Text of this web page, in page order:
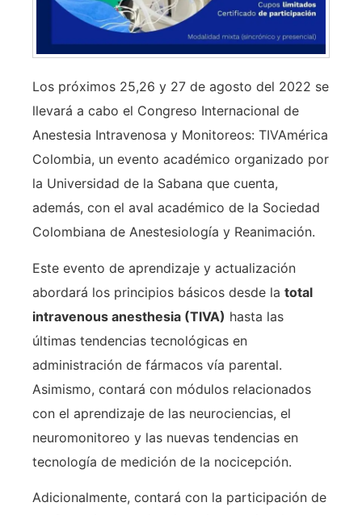
Los próximos 25,26 y 27 de agosto del 2022 se
llevará a cabo el Congreso Internacional de
Anestesia Intravenosa y Monitoreos: TIVAmérica
Colombia, un evento académico organizado por
la Universidad de la Sabana que cuenta,
además, con el aval académico de la Sociedad
Colombiana de Anestesiología y Reanimación.
Este evento de aprendizaje y actualización
abordará los principios básicos desde la total
intravenous anesthesia (TIVA) hasta las
últimas tendencias tecnológicas en
administración de fármacos vía parental.
Asimismo, contará con módulos relacionados
con el aprendizaje de las neurociencias, el
neuromonitoreo y las nuevas tendencias en
tecnología de medición de la nocicepción.
Adicionalmente, contará con la participación de